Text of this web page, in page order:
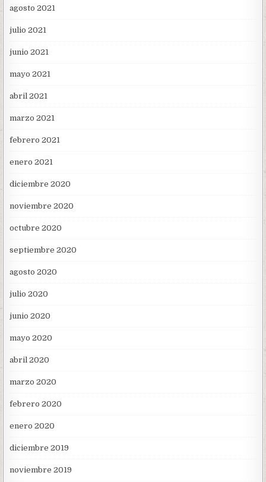
agosto 2021
julio 2021
junio 2021
mayo 2021
abril 2021
marzo 2021
febrero 2021
enero 2021
diciembre 2020
noviembre 2020
octubre 2020
septiembre 2020
agosto 2020
julio 2020
junio 2020
mayo 2020
abril 2020
marzo 2020
febrero 2020
enero 2020
diciembre 2019
noviembre 2019